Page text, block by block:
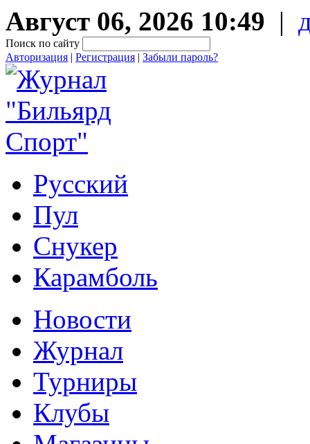
Август 06, 2026 10:49 |
Поиск по сайту
Авторизация | Регистрация | Забыли пароль?
Русский
Пул
Снукер
Карамболь
Новости
Журнал
Турниры
Клубы